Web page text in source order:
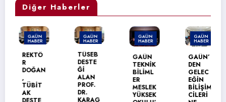
Diğer Haberler
GAÜN
HABER
REKTÖ
DOĞAN
TÜBİT
AK
GAÜN
HABER
TÜSEB
DESTE
Ğİ
ALAN
PROF.
DR.
KARAG
GAÜN
HABER
GAÜN
TEKNİK
BİLİML
ER
MESLEK
YÜKSEK
GAÜN
HABER
GAÜN’
DEN
GELEC
EĞİN
BİLİŞİM
CİLERİ